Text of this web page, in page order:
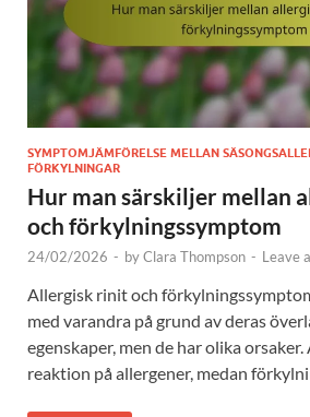
SYMPTOMJÄMFÖRELSE MELLAN
FÖRKYLNINGAR
Hur man särskiljer mellan
och förkylningssymptom
24/02/2026 - byClara Thompson - Leave
Allergisk rinit och
med varandra på grund av deras
egenskaper, men de har olika
reaktion på allergener, medan